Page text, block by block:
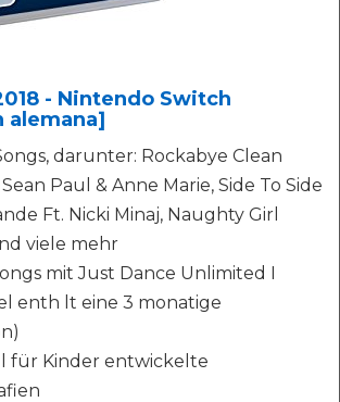
- Nintendo Switch
alemana]
darunter: Rockabye Clean
Paul & Anne Marie, Side To Side
Ft. Nicki Minaj, Naughty Girl
viele mehr
mit Just Dance Unlimited I
enth lt eine 3 monatige
für Kinder entwickelte